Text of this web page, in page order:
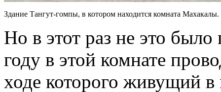
Здание Тангут-гомпы, в котором находится комната Махакалы.
Но в этот раз не это было
году в этой комнате
ходе которого живущий